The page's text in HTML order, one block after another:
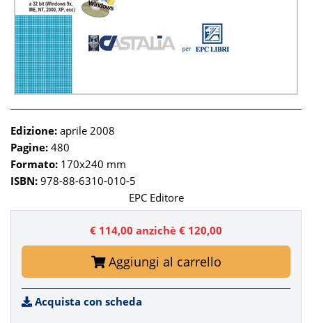
Edizione: aprile 2008
Pagine: 480
Formato: 170x240 mm
ISBN: 978-88-6310-010-5
EPC Editore
€ 114,00 anzichè € 120,00
Aggiungi al carrello
Acquista con scheda